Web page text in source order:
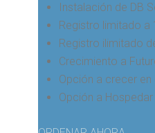
Instalación de DB
Registro limitado a
Registro ilimitado
Crecimiento a
Opción a crecer
Opción a Hospedar